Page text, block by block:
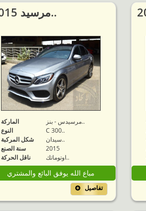
2015 مرسيد..
الماركة
مرسيدس - بنز..
النوع
C 300..
شكل المركبة
سيدان..
سنة الصنع
2015
ناقل الحركة
اوتوماتك..
مباع الله يوفق البائع والمشتري
تفاصيل